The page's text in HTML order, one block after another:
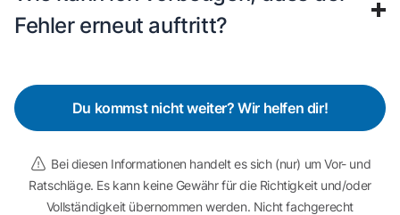
Fehler erneut auftritt?
Du kommst nicht weiter? Wir helfen dir!
Bei diesen Informationen handelt es sich (nur) um Vor- und
Ratschläge. Es kann keine Gewähr für die Richtigkeit und/oder
Vollständigkeit übernommen werden. Nicht fachgerecht